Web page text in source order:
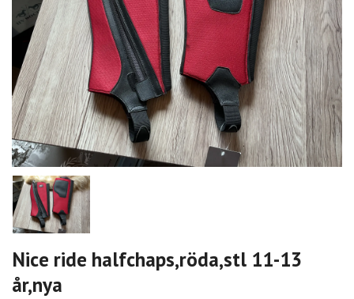
Nice ride halfchaps,röda,stl 11-13
år,nya